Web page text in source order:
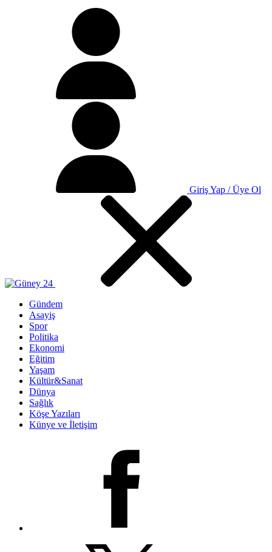
Giriş Yap / Üye Ol
Gündem
Asayiş
Spor
Politika
Ekonomi
Eğitim
Yaşam
Kültür&Sanat
Dünya
Sağlık
Köşe Yazıları
Künye ve İletişim